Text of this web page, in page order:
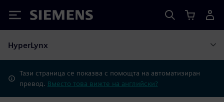
Siemens
HyperLynx
Тази страница се показва с помощта на автоматизиран
превод. Вместо това вижте на английски?